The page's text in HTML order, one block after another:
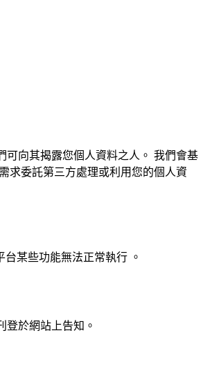
可向其揭露您個人資料之人。 我們會基
求委託第三方處理或利用您的個人資
某些功能無法正常執行 。
於網站上告知。